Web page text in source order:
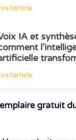
l'article
IA et
l'article
gratuit